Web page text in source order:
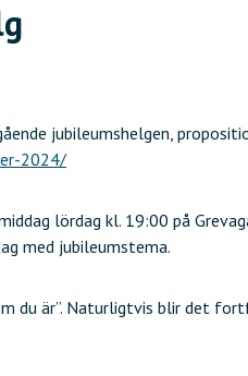
jubileumshelgen,
2024/
lördag kl. 19:00 på
med jubileumstema.
du är”. Naturligtvis blir det